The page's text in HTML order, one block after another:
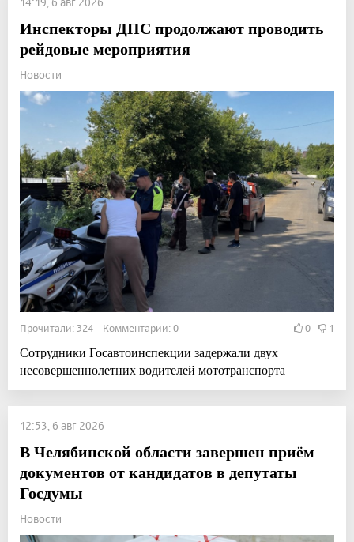
Инспекторы ДПС продолжают проводить
рейдовые мероприятия
Новости
Прочитали: 324 Комментарии: 0 0 1
Сотрудники Госавтоинспекции задержали двух
несовершеннолетних водителей мототранспорта
12:53, 6 авг 2026
В Челябинской области завершен приём
документов от кандидатов в депутаты
Госдумы
Новости